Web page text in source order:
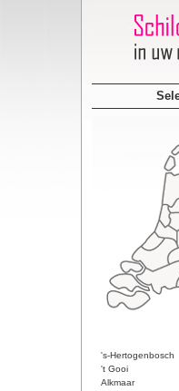
's-Hertogenbosch
't Gooi
Alkmaar